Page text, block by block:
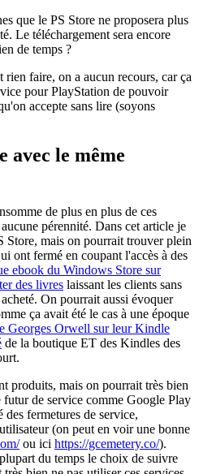
que le PS Store ne proposera plus
Le téléchargement sera encore
de temps ?
faire, on a aucun recours, car ça
pour PlayStation de pouvoir
accepte sans lire (soyons
avec le même
de plus en plus de ces
pérennité. Dans cet article je
Store, mais on pourrait trouver plein
ont fermé en coupant l'accès à des
ebook du Windows Store sur
des livres laissant les clients sans
On pourrait aussi évoquer
ça avait été le cas à une époque
Georges Orwell sur leur Kindle
de la boutique ET des Kindles des
produits, mais on pourrait très bien
futur de service comme Google Play
fermetures de service,
(on peut en voir une bonne
ou ici https://gcemetery.co/).
du temps le choix de suivre